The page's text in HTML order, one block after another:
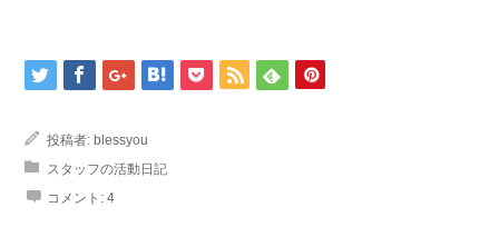
投稿者: blessyou
スタッフの活動日記
コメント: 4